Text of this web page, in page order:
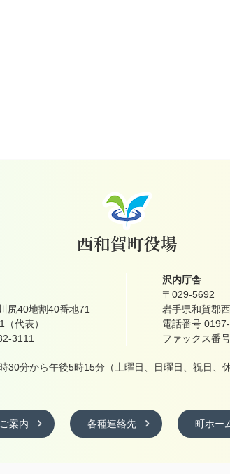
尻40地割40番地71
代表）
3111
沢内庁舎
〒029-5692
岩手県和賀郡
電話番号
ファックス番
30分から午後5時15分 （土曜日、日曜日、祝日、
案内 各種連絡先 町ホー